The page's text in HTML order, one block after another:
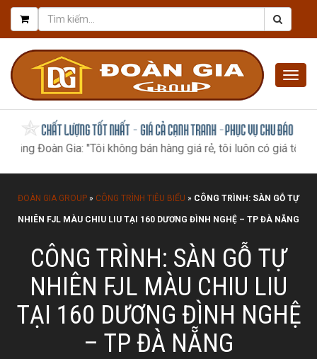
Đoàn Gia: "Tôi không bán hàng giá rẻ, tôi luôn có giá tốt nhất,
ĐOÀN GIA GROUP » CÔNG TRÌNH TIÊU BIỂU » CÔNG TRÌNH: SÀN GỖ TỰ
NHIÊN FJL MÀU CHIU LIU TẠI 160 DƯƠNG ĐÌNH NGHỆ – TP ĐÀ NẴNG
CÔNG TRÌNH: SÀN GỖ TỰ
NHIÊN FJL MÀU CHIU LIU
TẠI 160 DƯƠNG ĐÌNH NGHỆ
– TP ĐÀ NẴNG